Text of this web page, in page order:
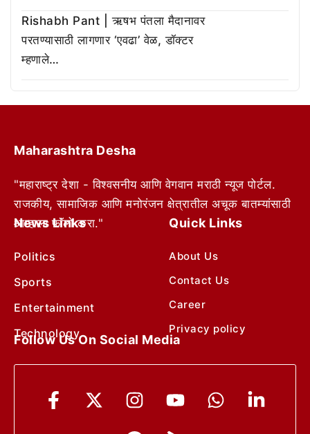
Rishabh Pant | ऋषभ पंतला मैदानावर
परतण्यासाठी लागणार ‘एवढा’ वेळ, डॉक्टर
म्हणाले…
Maharashtra Desha
"महाराष्ट्र देशा - विश्वसनीय आणि वेगवान मराठी न्यूज पोर्टल.
राजकीय, सामाजिक आणि मनोरंजन क्षेत्रातील अचूक बातम्यांसाठी
आम्हाला फॉलो करा."
News Links
Politics
Sports
Entertainment
Technology
Quick Links
About Us
Contact Us
Career
Privacy policy
Follow Us On Social Media